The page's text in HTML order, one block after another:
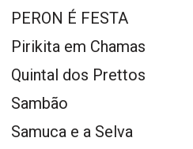
PERON É FESTA
Pirikita em Chamas
Quintal dos Prettos
Sambão
Samuca e a Selva